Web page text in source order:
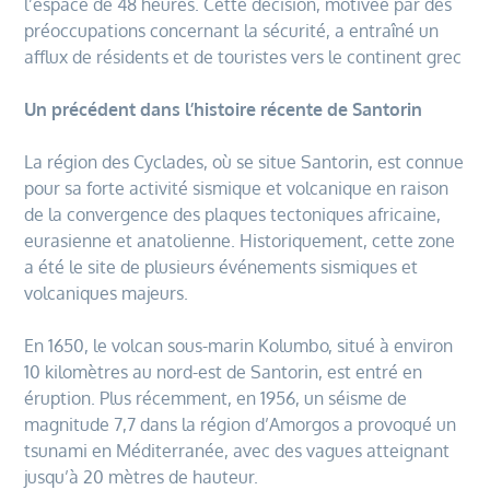
l’espace de 48 heures. Cette décision, motivée par des
préoccupations concernant la sécurité, a entraîné un
afflux de résidents et de touristes vers le continent grec
Un précédent dans l’histoire récente de Santorin
La région des Cyclades, où se situe Santorin, est connue
pour sa forte activité sismique et volcanique en raison
de la convergence des plaques tectoniques africaine,
eurasienne et anatolienne. Historiquement, cette zone
a été le site de plusieurs événements sismiques et
volcaniques majeurs.
En 1650, le volcan sous-marin Kolumbo, situé à environ
10 kilomètres au nord-est de Santorin, est entré en
éruption. Plus récemment, en 1956, un séisme de
magnitude 7,7 dans la région d’Amorgos a provoqué un
tsunami en Méditerranée, avec des vagues atteignant
jusqu’à 20 mètres de hauteur.